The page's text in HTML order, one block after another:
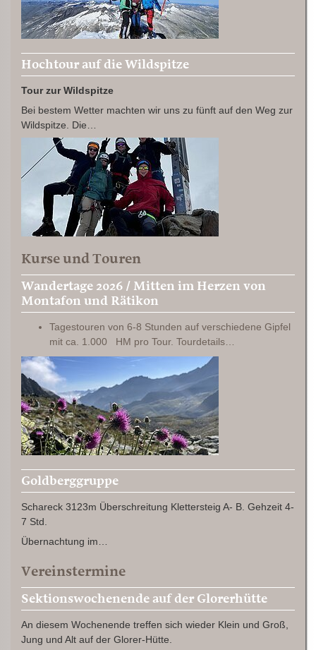
Hochtour auf die Wildspitze
Tour zur Wildspitze
Bei bestem Wetter machten wir uns zu fünft auf den Weg zur
Wildspitze. Die…
Kurse und Touren
Wandertage 2026 / Mitten im Herzen von
Montafon und Rätikon
Tagestouren von 6-8 Stunden auf verschiedene Gipfel
mit ca. 1.000 HM pro Tour. Tourdetails…
Goldberggruppe
Schareck 3123m Überschreitung Klettersteig A- B. Gehzeit 4-
7 Std.
Übernachtung im…
Vereinstermine
Sektionswochenende auf der Glorerhütte
An diesem Wochenende treffen sich wieder Klein und Groß,
Jung und Alt auf der Glorer-Hütte.